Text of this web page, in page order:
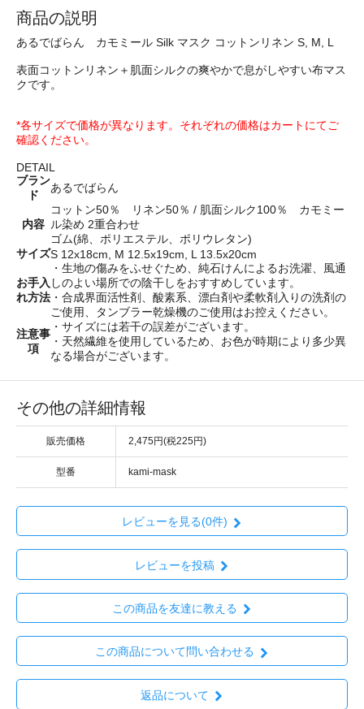
商品の説明
あるでばらん カモミール Silk マスク コットンリネン S, M, L
表面コットンリネン＋肌面シルクの爽やかで息がしやすい布マス
クです。
*各サイズで価格が異なります。それぞれの価格はカートにてご
確認ください。
DETAIL
ブラン
ド
あるでばらん
内容
コットン50％ リネン50％ / 肌面シルク100％ カモミー
ル染め 2重合わせ
ゴム(綿、ポリエステル、ポリウレタン)
サイズS 12x18cm, M 12.5x19cm, L 13.5x20cm
お手入
れ方法
・生地の傷みをふせぐため、純石けんによるお洗濯、風通
しのよい場所での陰干しをおすすめしています。
・合成界面活性剤、酸素系、漂白剤や柔軟剤入りの洗剤の
ご使用、タンブラー乾燥機のご使用はお控えください。
注意事
項
・サイズには若干の誤差がございます。
・天然繊維を使用しているため、お色が時期により多少異
なる場合がございます。
その他の詳細情報
販売価格 2,475円(税225円)
型番 kami-mask
レビューを見る(0件)
レビューを投稿
この商品を友達に教える
この商品について問い合わせる
返品について